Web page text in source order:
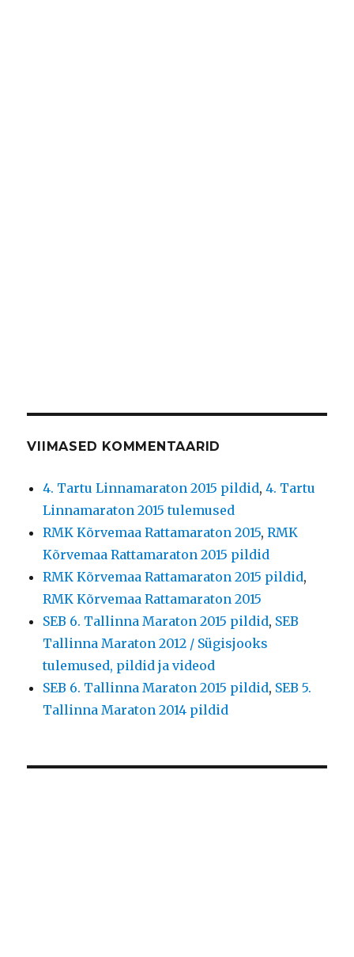
VIIMASED KOMMENTAARID
4. Tartu Linnamaraton 2015 pildid,4. Tartu
Linnamaraton 2015 tulemused
RMK Kõrvemaa Rattamaraton 2015,RMK
Kõrvemaa Rattamaraton 2015 pildid
RMK Kõrvemaa Rattamaraton 2015 pildid,
RMK Kõrvemaa Rattamaraton 2015
SEB 6. Tallinna Maraton 2015 pildid, SEB
Tallinna Maraton 2012 / Sügisjooks
tulemused, pildid ja videod
SEB 6. Tallinna Maraton 2015 pildid, SEB 5.
Tallinna Maraton 2014 pildid